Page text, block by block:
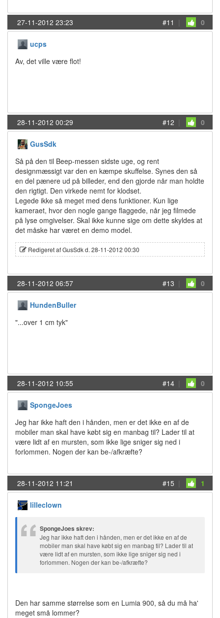
27-11-2012 23:23 #11 | 0
ucps
Av, det ville være flot!
28-11-2012 00:29 #12 | 0
GusSdk
Så på den til Beep-messen sidste uge, og rent
designmæssigt var den en kæmpe skuffelse. Synes den så
en del pænere ud på billeder, end den gjorde når man holdte
den rigtigt. Den virkede nemt for klodset.
Legede ikke så meget med dens funktioner. Kun lige
kameraet, hvor den nogle gange flaggede, når jeg filmede
på lyse omgivelser. Skal ikke kunne sige om dette skyldes at
det måske har været en demo model.
Redigeret af GusSdk d. 28-11-2012 00:30
28-11-2012 06:57 #13 | 0
HundenBuller
"...over 1 cm tyk"
28-11-2012 10:55 #14 | 0
SpongeJoes
Jeg har ikke haft den i hånden, men er det ikke en af de
mobiler man skal have købt sig en manbag til? Lader til at
være lidt af en mursten, som ikke lige sniger sig ned i
forlommen. Nogen der kan be-/afkræfte?
28-11-2012 11:21 #15 | 1
lilleclown
SpongeJoes skrev:
Jeg har ikke haft den i hånden, men er det ikke en af de
mobiler man skal have købt sig en manbag til? Lader til at
være lidt af en mursten, som ikke lige sniger sig ned i
forlommen. Nogen der kan be-/afkræfte?
Den har samme størrelse som en Lumia 900, så du må ha'
meget små lommer?